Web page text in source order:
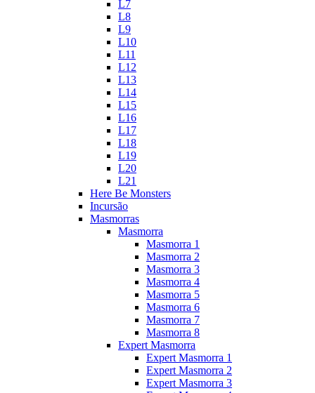
L7
L8
L9
L10
L11
L12
L13
L14
L15
L16
L17
L18
L19
L20
L21
Here Be Monsters
Incursão
Masmorras
Masmorra
Masmorra 1
Masmorra 2
Masmorra 3
Masmorra 4
Masmorra 5
Masmorra 6
Masmorra 7
Masmorra 8
Expert Masmorra
Expert Masmorra 1
Expert Masmorra 2
Expert Masmorra 3